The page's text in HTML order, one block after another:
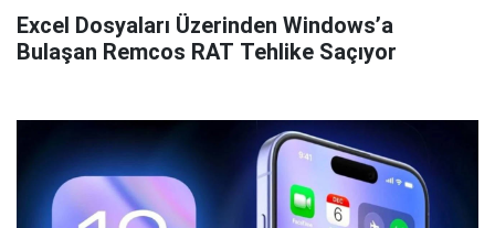
Excel Dosyaları Üzerinden Windows’a
Bulaşan Remcos RAT Tehlike Saçıyor